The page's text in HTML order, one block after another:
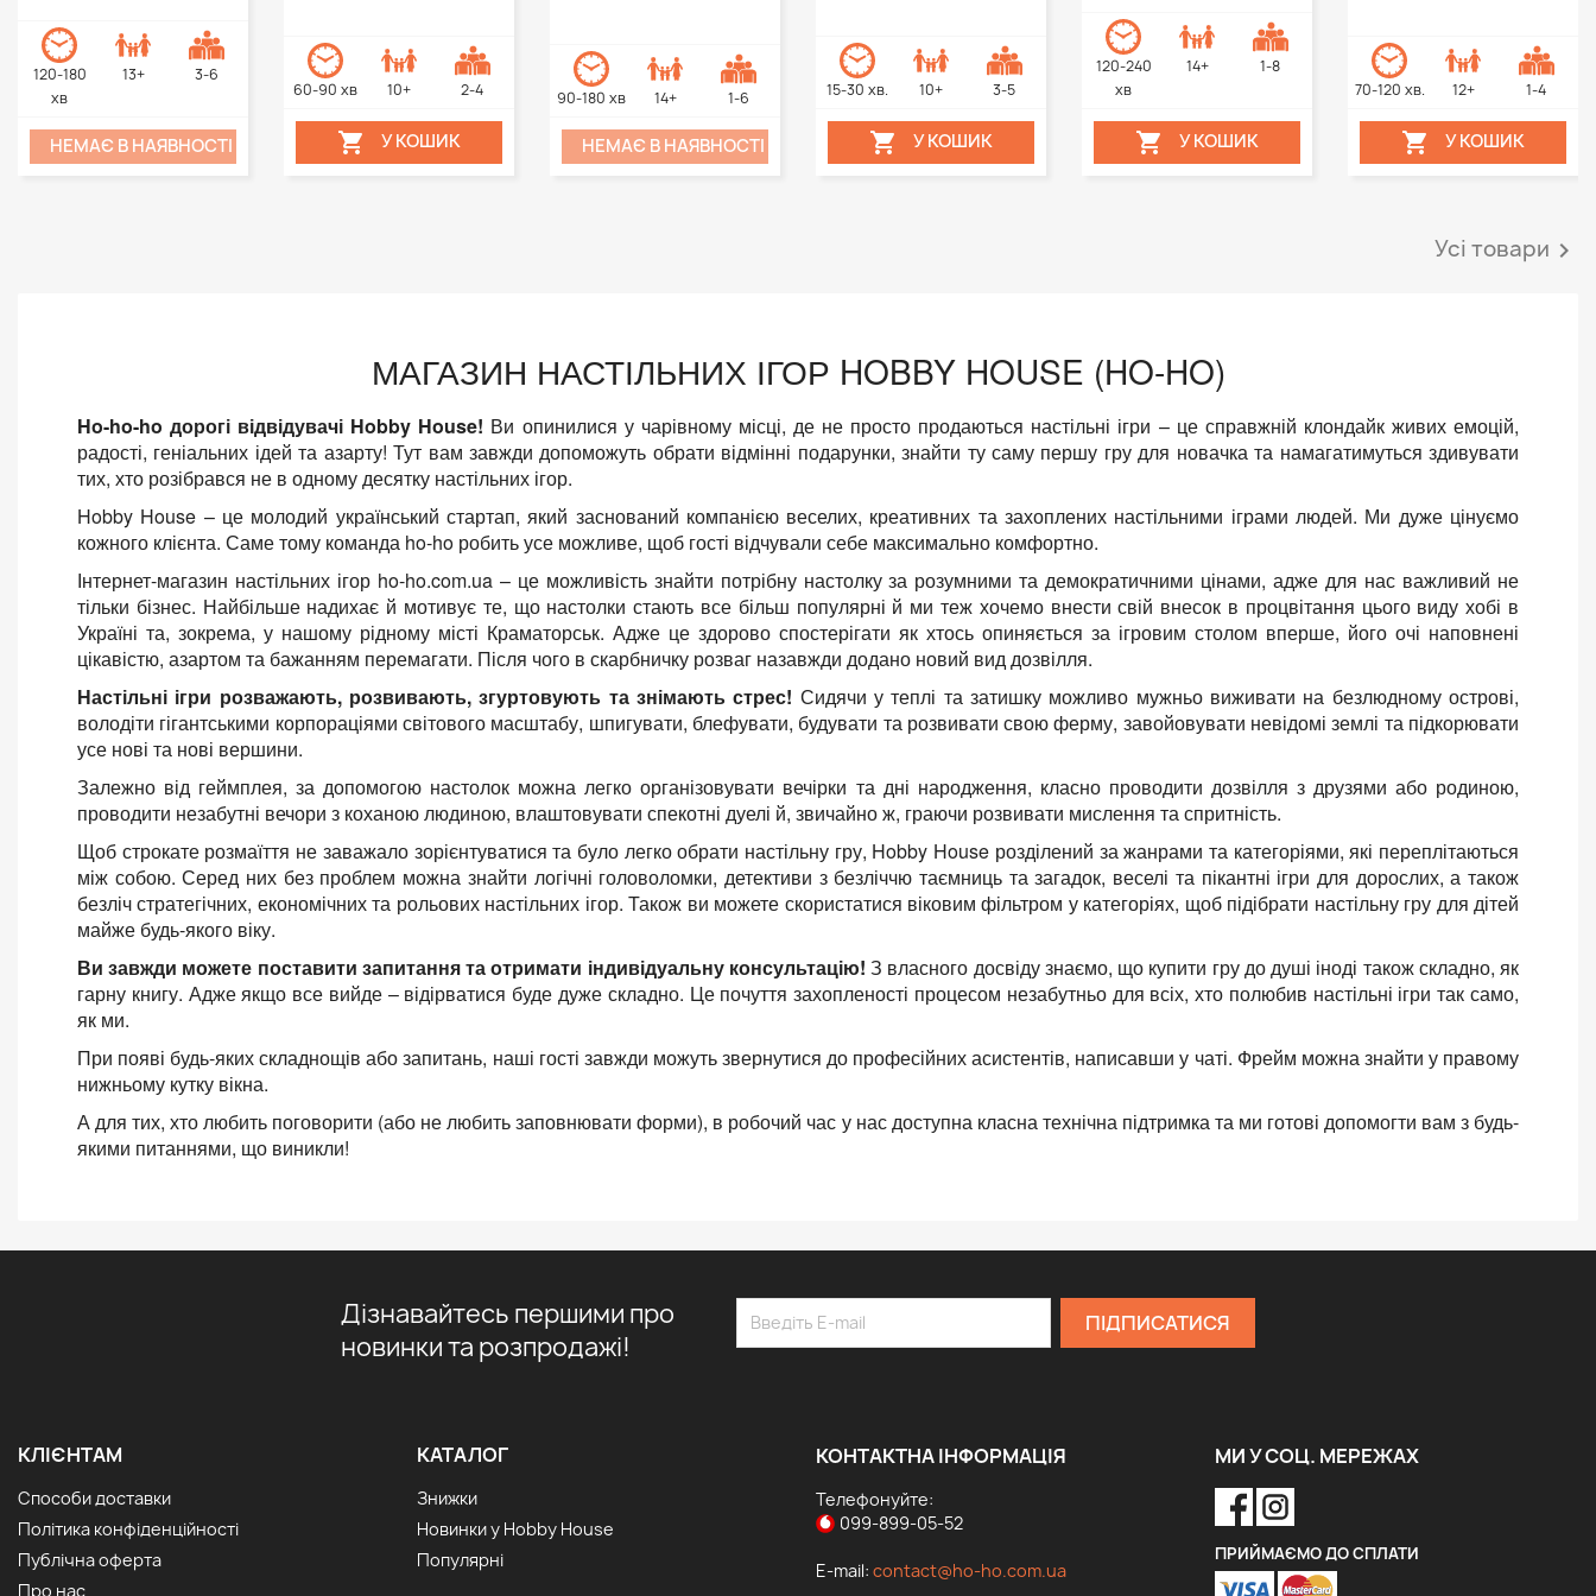
120-180
хв
13+ 3-6
НЕМАЄ В НАЯВНОСТІ
60-90 хв 10+ 2-4
 У КОШИК
90-180 хв 14+ 1-6
НЕМАЄ В НАЯВНОСТІ
15-30 хв. 10+ 3-5
 У КОШИК
120-240
хв
14+ 1-8
 У КОШИК
70-120 хв. 12+ 1-4
 У КОШИК
Усі товари 
МАГАЗИН НАСТІЛЬНИХ ІГОР HOBBY HOUSE (HO-HO)
Ho-ho-ho дорогі відвідувачі Hobby House! Ви опинилися у чарівному місці, де не просто продаються настільні ігри – це справжній клондайк живих емоцій,
радості, геніальних ідей та азарту! Тут вам завжди допоможуть обрати відмінні подарунки, знайти ту саму першу гру для новачка та намагатимуться здивувати
тих, хто розібрався не в одному десятку настільних ігор.
Hobby House – це молодий український стартап, який заснований компанією веселих, креативних та захоплених настільними іграми людей. Ми дуже цінуємо
кожного клієнта. Саме тому команда ho-ho робить усе можливе, щоб гості відчували себе максимально комфортно.
Інтернет-магазин настільних ігор ho-ho.com.ua – це можливість знайти потрібну настолку за розумними та демократичними цінами, адже для нас важливий не
тільки бізнес. Найбільше надихає й мотивує те, що настолки стають все більш популярні й ми теж хочемо внести свій внесок в процвітання цього виду хобі в
Україні та, зокрема, у нашому рідному місті Краматорськ. Адже це здорово спостерігати як хтось опиняється за ігровим столом вперше, його очі наповнені
цікавістю, азартом та бажанням перемагати. Після чого в скарбничку розваг назавжди додано новий вид дозвілля.
Настільні ігри розважають, розвивають, згуртовують та знімають стрес! Сидячи у теплі та затишку можливо мужньо виживати на безлюдному острові,
володіти гігантськими корпораціями світового масштабу, шпигувати, блефувати, будувати та розвивати свою ферму, завойовувати невідомі землі та підкорювати
усе нові та нові вершини.
Залежно від геймплея, за допомогою настолок можна легко організовувати вечірки та дні народження, класно проводити дозвілля з друзями або родиною,
проводити незабутні вечори з коханою людиною, влаштовувати спекотні дуелі й, звичайно ж, граючи розвивати мислення та спритність.
Щоб строкате розмаїття не заважало зорієнтуватися та було легко обрати настільну гру, Hobby House розділений за жанрами та категоріями, які переплітаються
між собою. Серед них без проблем можна знайти логічні головоломки, детективи з безліччю таємниць та загадок, веселі та пікантні ігри для дорослих, а також
безліч стратегічних, економічних та рольових настільних ігор. Також ви можете скористатися віковим фільтром у категоріях, щоб підібрати настільну гру для дітей
майже будь-якого віку.
Ви завжди можете поставити запитання та отримати індивідуальну консультацію!З власного досвіду знаємо, що купити гру до душі іноді також складно, як
гарну книгу. Адже якщо все вийде – відірватися буде дуже складно. Це почуття захопленості процесом незабутньо для всіх, хто полюбив настільні ігри так само,
як ми.
При появі будь-яких складнощів або запитань, наші гості завжди можуть звернутися до професійних асистентів, написавши у чаті. Фрейм можна знайти у правому
нижньому кутку вікна.
А для тих, хто любить поговорити (або не любить заповнювати форми), в робочий час у нас доступна класна технічна підтримка та ми готові допомогти вам з будь-
якими питаннями, що виникли!
Дізнавайтесь першими про
новинки та розпродажі!
КЛІЄНТАМ
Способи доставки
Політика конфіденційності
Публічна оферта
Про нас
КАТАЛОГ
Знижки
Новинки у Hobby House
Популярні
КОНТАКТНА ІНФОРМАЦІЯ
Телефонуйте:
099-899-05-52
E-mail: contact@ho-ho.com.ua
МИ У СОЦ. МЕРЕЖАХ
ПРИЙМАЄМО ДО СПЛАТИ